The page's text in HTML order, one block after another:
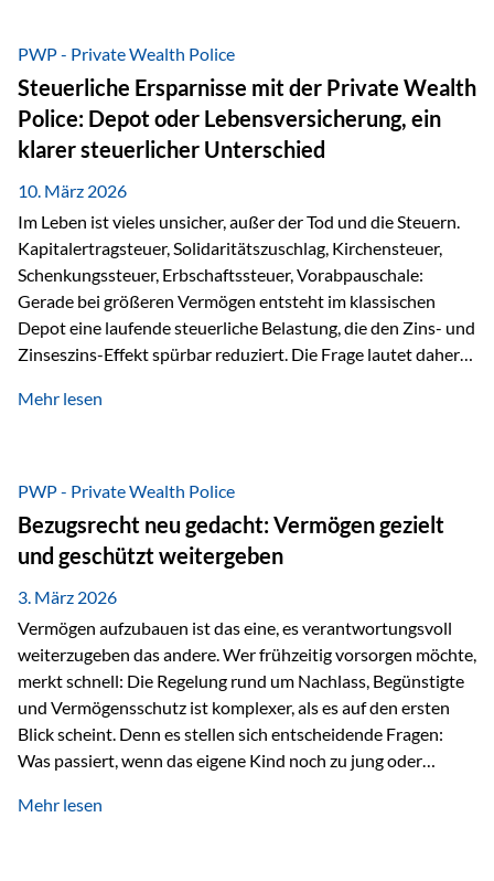
Stunden pro Jahr für vertrieblich tätige Personen in der
Versicherungsbranche. Über die Weiterbildungsdatenbank
von „gut beraten“ können absolvierte Bildungsmaßnahmen
zentral erfasst und dokumentiert werden. „gut beraten“
zertifiziert Als zertifizierter Bildungsanbieter können unsere
Webinare nun für die…
PWP - Private Wealth Police
Steuerliche Ersparnisse mit der Private Wealth
Police: Depot oder Lebensversicherung, ein
klarer steuerlicher Unterschied
10. März 2026
Im Leben ist vieles unsicher, außer der Tod und die Steuern.
Kapitalertragsteuer, Solidaritätszuschlag, Kirchensteuer,
Schenkungssteuer, Erbschaftssteuer, Vorabpauschale:
Gerade bei größeren Vermögen entsteht im klassischen
Depot eine laufende steuerliche Belastung, die den Zins- und
Zinseszins-Effekt spürbar reduziert. Die Frage lautet daher:
nicht laufend Kapital entziehen – sondern möglichst lange im
Privatdepot fallen an: Abgeltungssteuer Fondsbesteuerung
(Vorabpauschale, Teilfreistellung) Kein steuerlicher Abzug
der Vermögensverwaltungs-Gebühren /
Depotbankgebühren Jährliches Steuerreporting erforderlich
Zinsen, Dividenden und Kursgewinne werden laufend
besteuert.
Mehr lesen
PWP - Private Wealth Police
Bezugsrecht neu gedacht: Vermögen gezielt
und geschützt weitergeben
3. März 2026
Vermögen aufzubauen ist das eine, es verantwortungsvoll
weiterzugeben das andere. Wer frühzeitig vorsorgen möchte,
merkt schnell: Die Regelung rund um Nachlass, Begünstigte
und Vermögensschutz ist komplexer, als es auf den ersten
Blick scheint. Denn es stellen sich entscheidende Fragen:
Was passiert, wenn das eigene Kind noch zu jung oder
verwalten? Wie kann verhindert werden, dass Ex-Partner,
Mehr lesen